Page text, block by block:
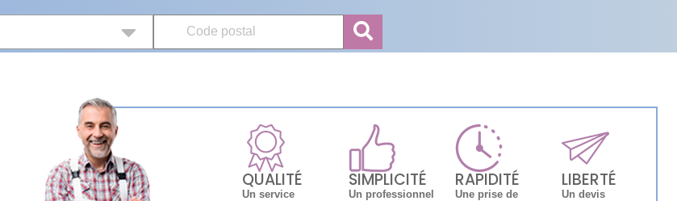
QUALITÉ
Un service
SIMPLICITÉ
Un professionnel
RAPIDITÉ
Une prise de
LIBERTÉ
Un devis